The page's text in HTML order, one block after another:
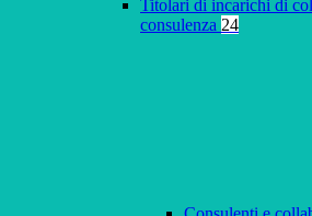
Titolari di incarichi di
consulenza 24